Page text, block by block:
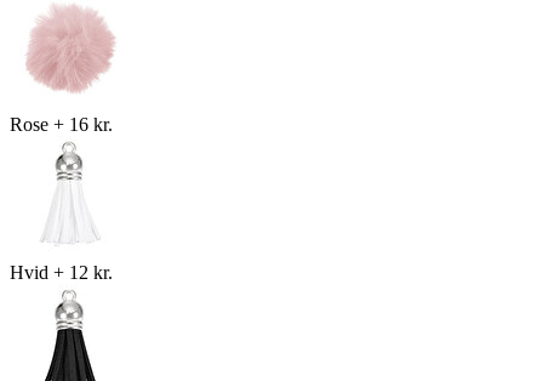
Rose + 16 kr.
Hvid + 12 kr.